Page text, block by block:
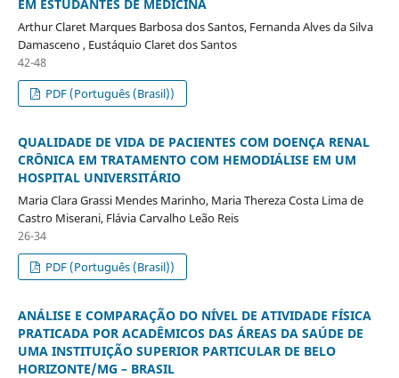
EM ESTUDANTES DE MEDICINA
Arthur Claret Marques Barbosa dos Santos, Fernanda Alves da Silva
Damasceno , Eustáquio Claret dos Santos
42-48
PDF (Português (Brasil))
QUALIDADE DE VIDA DE PACIENTES COM DOENÇA RENAL
CRÔNICA EM TRATAMENTO COM HEMODIÁLISE EM UM
HOSPITAL UNIVERSITÁRIO
Maria Clara Grassi Mendes Marinho, Maria Thereza Costa Lima de
Castro Miserani, Flávia Carvalho Leão Reis
26-34
PDF (Português (Brasil))
ANÁLISE E COMPARAÇÃO DO NÍVEL DE ATIVIDADE FÍSICA
PRATICADA POR ACADÊMICOS DAS ÁREAS DA SAÚDE DE
UMA INSTITUIÇÃO SUPERIOR PARTICULAR DE BELO
HORIZONTE/MG – BRASIL